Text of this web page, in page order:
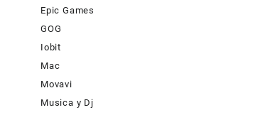
Epic Games
GOG
Iobit
Mac
Movavi
Musica y Dj